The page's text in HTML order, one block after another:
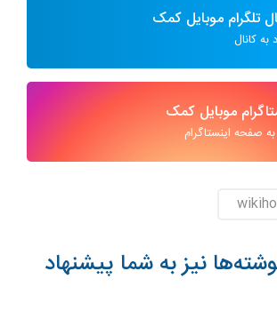
تلگرام موبایل کمک
به کانال
موبایل کمک
صفحه اینستاگرام
نیز به شما پیشنهاد